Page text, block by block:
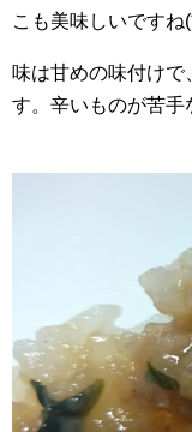
こも美味しいですね
味は甘めの味付けで
す。辛いものが苦手